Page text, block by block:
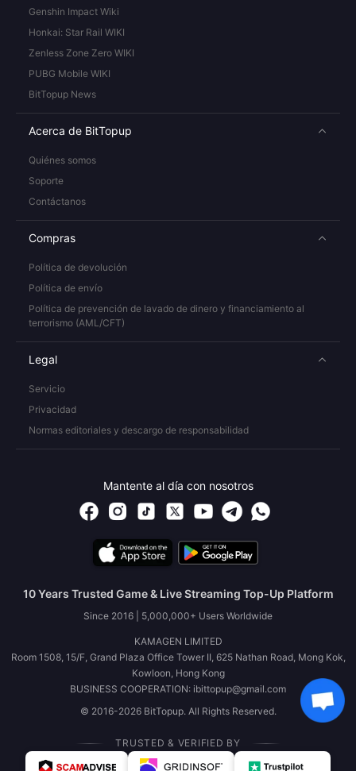
Genshin Impact Wiki
Honkai: Star Rail WIKI
Zenless Zone Zero WIKI
PUBG Mobile WIKI
BitTopup News
Acerca de BitTopup
Quiénes somos
Soporte
Contáctanos
Compras
Política de devolución
Política de envío
Política de prevención de lavado de dinero y financiamiento al
terrorismo (AML/CFT)
Legal
Servicio
Privacidad
Normas editoriales y descargo de responsabilidad
Mantente al día con nosotros
10 Years Trusted Game & Live Streaming Top-Up Platform
Since 2016 | 5,000,000+ Users Worldwide
KAMAGEN LIMITED
Room 1508, 15/F, Grand Plaza Office Tower II, 625 Nathan Road, Mong Kok,
Kowloon, Hong Kong
BUSINESS COOPERATION: ibittopup@gmail.com
© 2016-2026 BitTopup. All Rights Reserved.
TRUSTED & VERIFIED BY